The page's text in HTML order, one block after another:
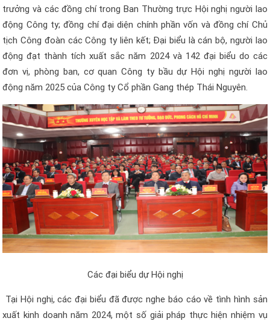
trưởng và các đồng chí trong Ban Thường trực Hội nghị người lao
động Công ty; đồng chí đại diện chính phần vốn và đồng chí Chủ
tịch Công đoàn các Công ty liên kết; Đại biểu là cán bộ, người lao
động đạt thành tích xuất sắc năm 2024 và 142 đại biểu do các
đơn vị, phòng ban, cơ quan Công ty bầu dự Hội nghị người lao
động năm 2025 của Công ty Cổ phần Gang thép Thái Nguyên.
Các đại biểu dự Hội nghị
Tại Hội nghị, các đại biểu đã được nghe báo cáo về tình hình sản
xuất kinh doanh năm 2024, một số giải pháp thực hiện nhiệm vụ